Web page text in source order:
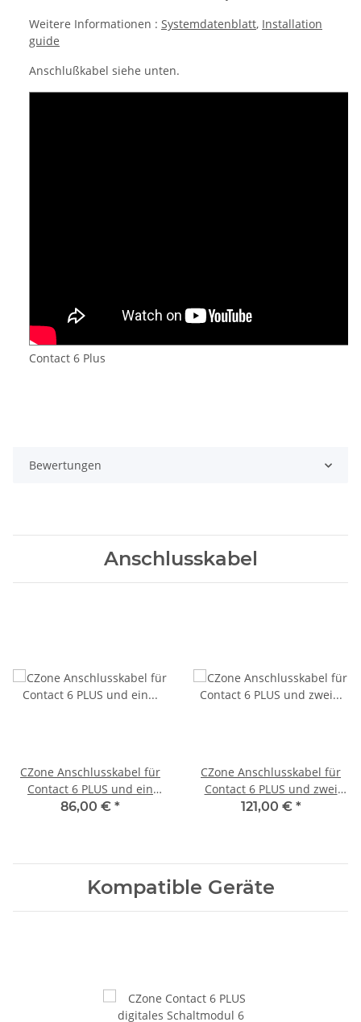
Weitere Informationen : Systemdatenblatt, Installation
guide
Anschlußkabel siehe unten.
Contact 6 Plus
Bewertungen
Anschlusskabel
CZone Anschlusskabel für
Contact 6 PLUS und ein
Schaltmodul
86,00 € *
CZone Anschlusskabel für
Contact 6 PLUS und zwei
Schaltmodule
121,00 € *
Kompatible Geräte